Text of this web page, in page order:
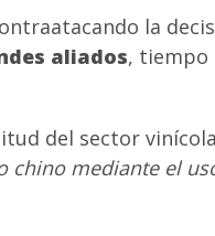
la
aliados, tiempo
del sector vinícola
chino mediante el